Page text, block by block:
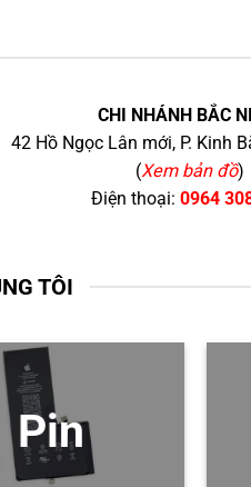
CHI NHÁNH BẮC
42 Hồ Ngọc Lân mới, P. Kinh
(Xem bản đồ)
Điện thoại: 0964
TÔI
Pin